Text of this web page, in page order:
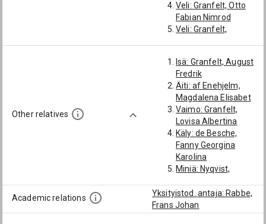
Veli: Granfelt, Otto
Fabian Nimrod
Veli: Granfelt,
Fredrik
Poika: Otto Gustaf
Granfelt
Poika: August
Fredrik Granfelt
Veljenpoika:
Granfelt, George
Fredrik
Veljenpoika:
Granfelt, Otto
Hjalmar
Veljenpoika:
Granfelt, Carl
Other relatives
Isä: Granfelt, August
Fredrik
Äiti: af Enehjelm,
Magdalena Elisabet
Vaimo: Granfelt,
Lovisa Albertina
Käly: de Besche,
Fanny Georgina
Karolina
Miniä: Nyqvist,
Academic relations
Yksityistod. antaja: Rabbe,
Frans Johan